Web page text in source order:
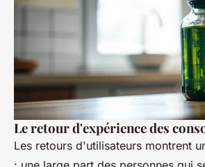
Le retour d'expérience des
Les retours d'utilisateurs montrent